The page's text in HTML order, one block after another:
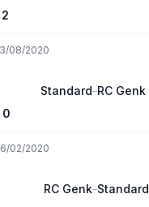
08/2020
Standard–RC Genk
02/2020
RC Genk–Standard